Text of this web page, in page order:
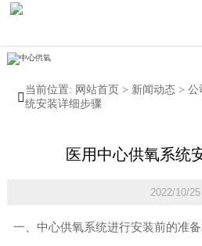

当前位置: 网站首页 > 新闻动态> 公
统安装详细步骤
医用中心供氧系统
2022/10/25
一、中心供氧系统进行安装前的准